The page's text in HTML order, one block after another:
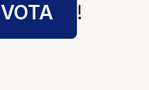
VOTA !